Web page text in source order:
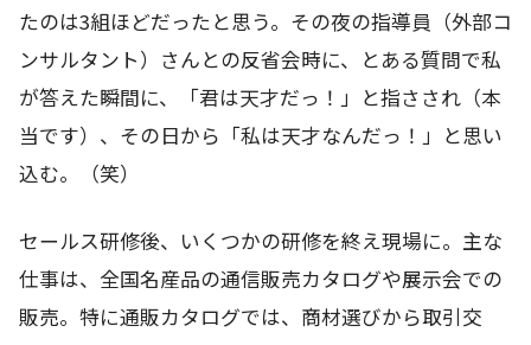
たのは3組ほどだったと思う。その夜の指導員（外部コ
ンサルタント）さんとの反省会時に、とある質問で私
が答えた瞬間に、「君は天才だっ！」と指さされ（本
当です）、その日から「私は天才なんだっ！」と思い
込む。（笑）
セールス研修後、いくつかの研修を終え現場に。主な
仕事は、全国名産品の通信販売カタログや展示会での
販売。特に通販カタログでは、商材選びから取引交